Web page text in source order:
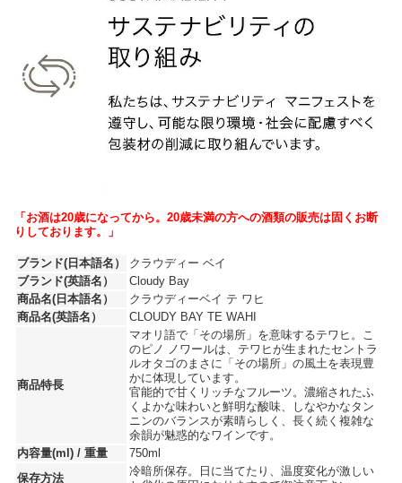
「お酒は20歳になってから。20歳未満の方への酒類の販売は固くお断
りしております。」
ブランド(日本語名）
クラウディー ベイ
ブランド(英語名）
Cloudy Bay
商品名(日本語名）
クラウディーベイ テ ワヒ
商品名(英語名）
CLOUDY BAY TE WAHI
商品特長
マオリ語で「その場所」を意味するテワヒ。こ
のピノ ノワールは、テワヒが生まれたセントラ
ルオタゴのまさに「その場所」の風土を表現豊
かに体現しています。
官能的で甘くリッチなフルーツ。濃縮されたふ
くよかな味わいと鮮明な酸味、しなやかなタン
ニンのバランスが素晴らしく、長く続く複雑な
余韻が魅惑的なワインです。
内容量(ml) / 重量
750ml
保存方法
冷暗所保存。日に当てたり、温度変化が激しい